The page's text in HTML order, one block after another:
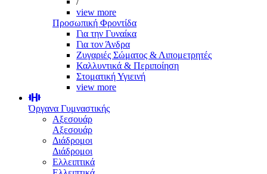
view more
Προσωπική Φροντίδα
Για την Γυναίκα
Για τον Άνδρα
Ζυγαριές Σώματος & Λιπομετρητές
Καλλυντικά & Περιποίηση
Στοματική Υγιεινή
view more
Όργανα Γυμναστικής
Αξεσουάρ
Αξεσουάρ
Διάδρομοι
Διάδρομοι
Ελλειπτικά